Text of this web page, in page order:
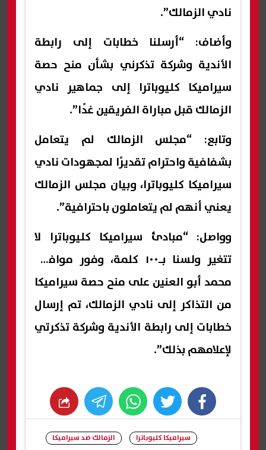
نادي الزمالك”.
وأضاف: “أرسلنا خطابات إلى رابطة
الأندية وشركة تذكرني بشأن منح حصة
سيراميكا كليوباترا إلى جماهير نادي
الزمالك قبل مباراة الفريقين غدًا”.
وتابع: “مجلس الزمالك لم يتعامل
بشفافية واحترام تقديرًا لمجهودات نادي
سيراميكا كليوباترا، وبيان مجلس الزمالك
يعني أنهم لم يتعاملون باحترافية”.
وواصل: “مبادئ سيراميكا كليوباترا لا
تتغير ولسنا بـ١٠٠ كلمة، وفور موافقة
محمد أبو العنين على منح حصة سيراميكا
من التذاكر إلى نادي الزمالك، تم إرسال
خطابات إلى رابطة الأندية وشركة تذكرتي
لإعلامهم بذلك”.
facebook
twitter
whats
سيراميكا كليوباترا
الزمالك ضد سيراميكا